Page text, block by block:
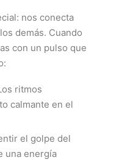
nos conecta
demás. Cuando
con un pulso que
ritmos
calmante en el
el golpe del
una energía